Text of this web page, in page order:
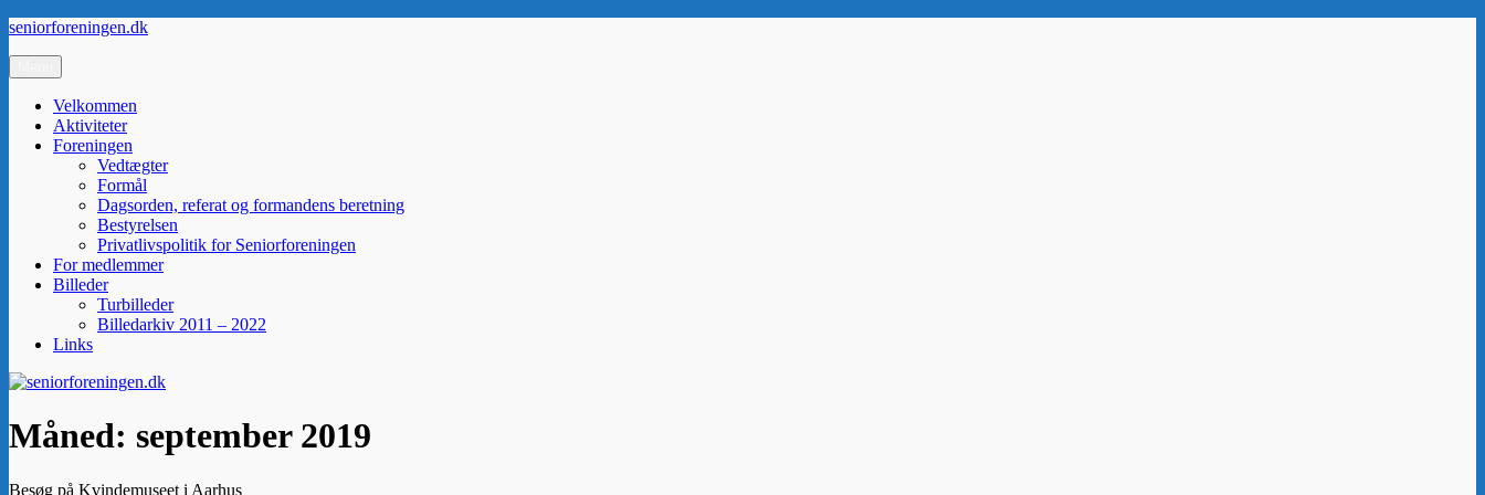
Videre
seniorforeningen.dk
Velkommen
Aktiviteter
Foreningen
Vedtægter
Formål
Dagsorden, referat og formandens beretning
Bestyrelsen
Privatlivspolitik for Seniorforeningen
For medlemmer
Billeder
Turbilleder
Billedarkiv 2011 – 2022
Links
Måned: september 2019
Besøg på Kvindemuseet i Aarhus